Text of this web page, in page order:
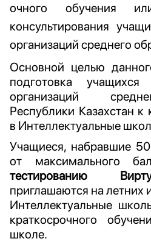
очного обучения
консультирования
организаций среднего
Основной целью
подготовка
организаций
Республики Казахстан
в Интеллектуальные
Учащиеся, набравшие
от максимального
тестированию
приглашаются на летних
Интеллектуальные
краткосрочного
школе.